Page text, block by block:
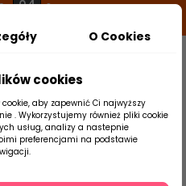
03 s
Szukaj
produktu
Armatura Prysznice
O Cookies
cookies
aby zapewnić Ci najwyższy
. Wykorzystujemy również pliki cookie
usług, analizy a nastepnie
preferencjami na podstawie